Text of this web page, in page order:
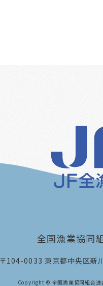
全国漁業協同
〒104-0033 東京都中央区新
Copyright © 全国漁業協同組合